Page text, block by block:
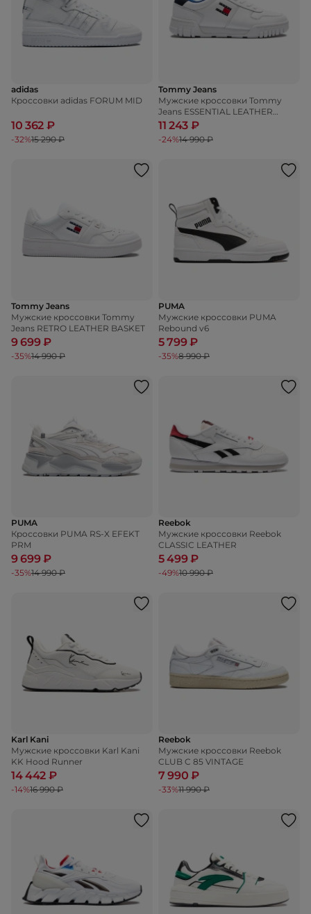
adidas
Кроссовки adidas FORUM MID
10 362 ₽
-32%15 290 ₽
Tommy Jeans
Мужские кроссовки Tommy
Jeans ESSENTIAL LEATHER
CUPSOLE
11 243 ₽
-24%14 990 ₽
Tommy Jeans
Мужские кроссовки Tommy
Jeans RETRO LEATHER BASKET
9 699 ₽
-35%14 990 ₽
PUMA
Мужские кроссовки PUMA
Rebound v6
5 799 ₽
-35%8 990 ₽
PUMA
Кроссовки PUMA RS-X EFEKT
PRM
9 699 ₽
-35%14 990 ₽
Reebok
Мужские кроссовки Reebok
CLASSIC LEATHER
5 499 ₽
-49%10 990 ₽
Karl Kani
Мужские кроссовки Karl Kani
KK Hood Runner
14 442 ₽
-14%16 990 ₽
Reebok
Мужские кроссовки Reebok
CLUB C 85 VINTAGE
7 990 ₽
-33%11 990 ₽